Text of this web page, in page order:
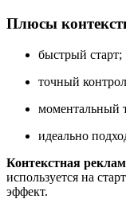
Плюсы
быстрый старт;
точный
моментальный
идеально
Контекстная
используется на
эффект.